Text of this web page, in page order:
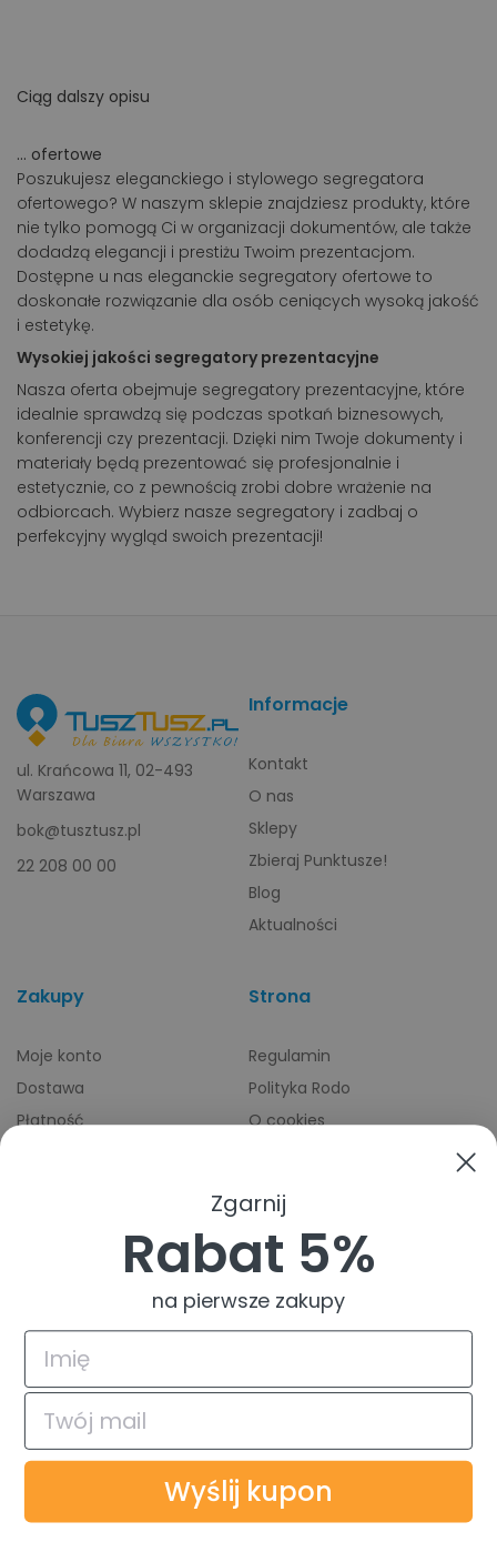
Ciąg dalszy opisu
... ofertowe
Poszukujesz eleganckiego i stylowego segregatora
ofertowego? W naszym sklepie znajdziesz produkty, które
nie tylko pomogą Ci w organizacji dokumentów, ale także
dodadzą elegancji i prestiżu Twoim prezentacjom.
Dostępne u nas eleganckie segregatory ofertowe to
doskonałe rozwiązanie dla osób ceniących wysoką jakość
i estetykę.
Wysokiej jakości segregatory prezentacyjne
Nasza oferta obejmuje segregatory prezentacyjne, które
idealnie sprawdzą się podczas spotkań biznesowych,
konferencji czy prezentacji. Dzięki nim Twoje dokumenty i
materiały będą prezentować się profesjonalnie i
estetycznie, co z pewnością zrobi dobre wrażenie na
odbiorcach. Wybierz nasze segregatory i zadbaj o
perfekcyjny wygląd swoich prezentacji!
ul. Krańcowa 11, 02-493
Warszawa
bok@tusztusz.pl
22 208 00 00
Informacje
Kontakt
O nas
Sklepy
Zbieraj Punktusze!
Blog
Aktualności
Zakupy
Moje konto
Dostawa
Płatność
Strona
Regulamin
Polityka Rodo
O cookies
4.9
Na podstawie
© 2026 TuszTusz.pl - Warszawa
Bezpieczeństwo danych dzięki
Zgarnij
Rabat 5%
na pierwsze zakupy
Wyślij kupon